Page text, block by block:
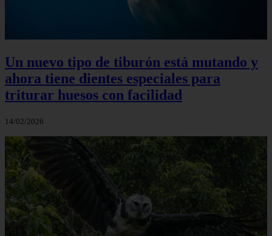
Un nuevo tipo de tiburón está mutando y
ahora tiene dientes especiales para
triturar huesos con facilidad
14/02/2026